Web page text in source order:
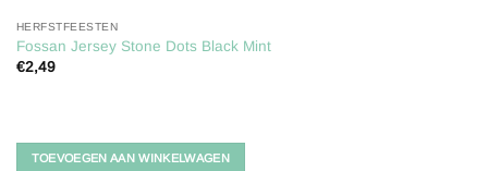
HERFSTFEESTEN
Fossan Jersey Stone Dots Black Mint
€2,49
TOEVOEGEN AAN WINKELWAGEN